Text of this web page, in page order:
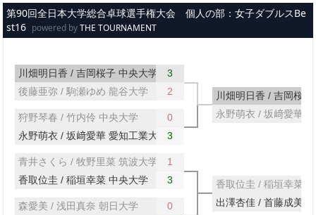
メインコンテンツへスキップ
第90回全日本大学総合卓球選手権大会 個人の部：女子ダブルスBe
st16 powered byTHE TOURNAMENT
川畑明日香 / 吉岡桜子 中央大学
3
後藤亜弥 / 駒瀬ゆめ 龍谷大学
2
狩野琴春 / 竹内伶 中央大学
0
永野萌衣 / 坂﨑愛華 愛知工業大学3
青井さくら / 牧野里菜 筑波大学
1
香取位圭 / 稲垣幸菜 中央大学
3
森愛美 / 浅田真奈 朝日大学
0
川畑明日香 / 吉岡桜
永野萌衣 / 坂﨑愛華
香取位圭 / 稲垣幸菜
出澤杏佳 / 首藤成美